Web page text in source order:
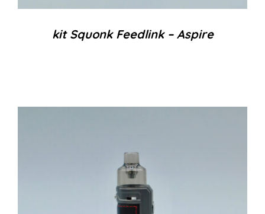
kit Squonk Feedlink – Aspire